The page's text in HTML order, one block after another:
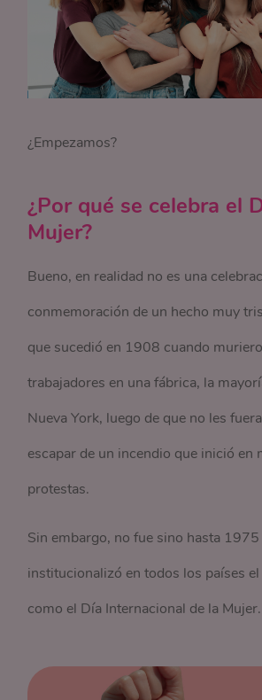
¿Empezamos?
¿Por qué se celebra el
Mujer?
Bueno, en realidad no es una
conmemoración de un hecho muy
que sucedió en 1908 cuando
trabajadores en una fábrica, la
Nueva York, luego de que no les
escapar de un incendio que inició en
protestas.
Sin embargo, no fue sino hasta 1975
institucionalizó en todos los países
como el Día Internacional de la Mujer.